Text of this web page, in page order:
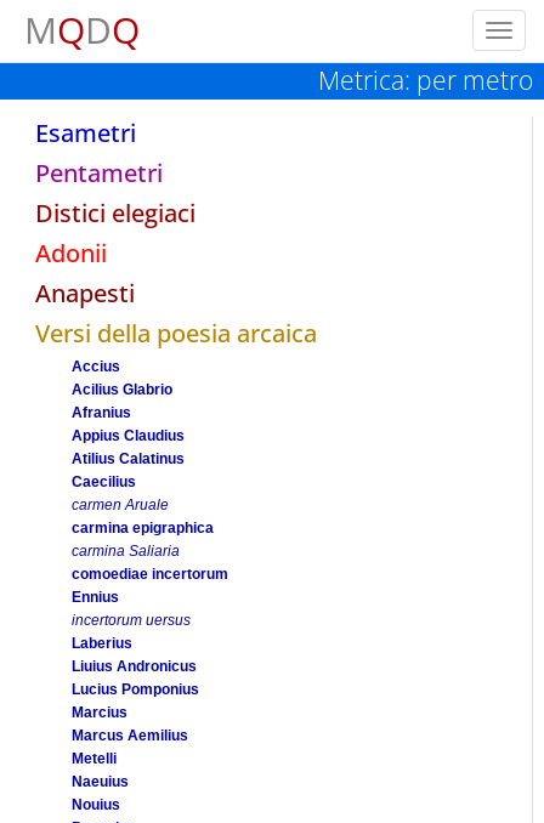
MQDQ
Metrica: per metro
Esametri
Pentametri
Distici elegiaci
Adonii
Anapesti
Versi della poesia arcaica
Accius
Acilius Glabrio
Afranius
Appius Claudius
Atilius Calatinus
Caecilius
carmen Aruale
carmina epigraphica
carmina Saliaria
comoediae incertorum
Ennius
incertorum uersus
Laberius
Liuius Andronicus
Lucius Pomponius
Marcius
Marcus Aemilius
Metelli
Naeuius
Nouius